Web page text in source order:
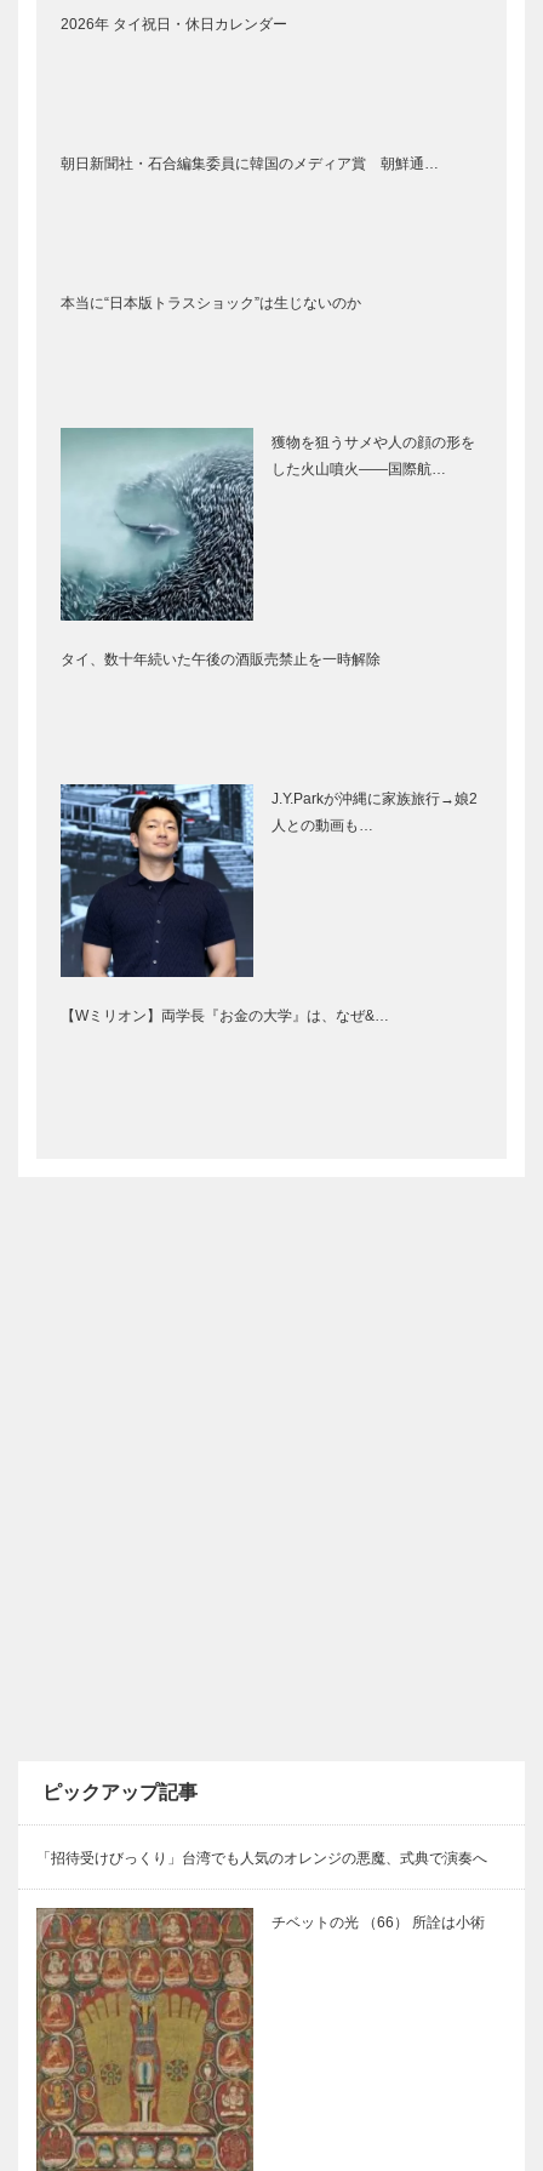
2026年 タイ祝日・休日カレンダー
朝日新聞社・石合編集委員に韓国のメディア賞 朝鮮通…
本当に“日本版トラスショック”は生じないのか
獲物を狙うサメや人の顔の形を
した火山噴火――国際航…
タイ、数十年続いた午後の酒販売禁止を一時解除
J.Y.Parkが沖縄に家族旅行→娘2
人との動画も…
【Wミリオン】両学長『お金の大学』は、なぜ&…
ピックアップ記事
「招待受けびっくり」台湾でも人気のオレンジの悪魔、式典で演奏へ
チベットの光 （66） 所詮は小術